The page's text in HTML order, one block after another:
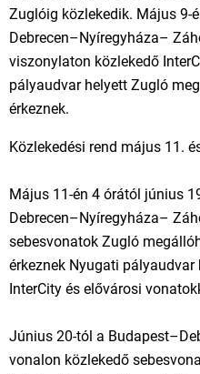
Zuglóig közlekedik. Május 9-
Debrecen–Nyíregyháza–
viszonylaton közlekedő
pályaudvar helyett Zugló
érkeznek.
Közlekedési rend május 11.
Május 11-én 4 órától június
Debrecen–Nyíregyháza–
sebesvonatok Zugló
érkeznek Nyugati
InterCity és elővárosi
Június 20-tól a
vonalon közlekedő